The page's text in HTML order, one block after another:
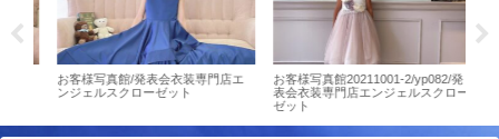
お客様写真館/発表会衣装専門店エ
ンジェルスクローゼット
お客様写真館20211001-2/yp082/発
表会衣装専門店エンジェルスクロー
ゼット